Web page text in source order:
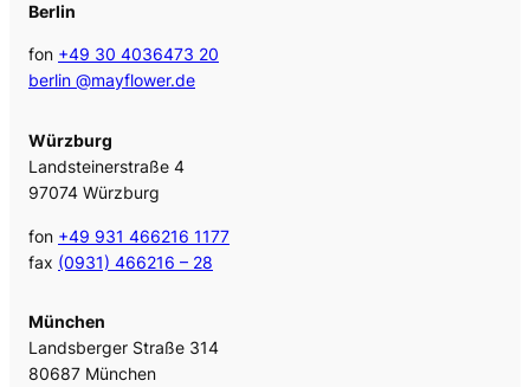
Berlin
fon +49 30 4036473 20
berlin @mayflower.de
Würzburg
Landsteinerstraße 4
97074 Würzburg
fon +49 931 466216 1177
fax (0931) 466216 – 28
München
Landsberger Straße 314
80687 München